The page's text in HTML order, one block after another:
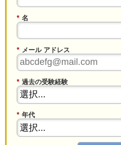
* 名
* メール アドレス
* 過去の受験経験
* 年代